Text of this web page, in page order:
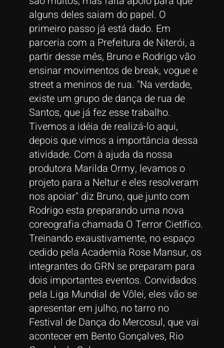
alguns deles saiam do papel. O
primeiro passo já está dado. Em
parceria com a Prefeitura de Niterói, a
partir desse mês, Bruno e Rodrigo vão
ensinar movimentos de break, vogue e
street a meninos de rua. "Na verdade,
existe um grupo de dança de rua de
Santos, que já fez esse trabalho.
Tivemos a idéia de realizá-lo aqui,
depois que vimos a importância dessa
atividade. Com à ajuda da nossa
produtora Marilda Ormy, levamos o
projeto para a Neltur e eles resolveram
nos apoiar" diz Bruno, que junto com
Rodrigo esta preparando uma nova
coreografia chamada O Terror Cietífico.
Treinando exaustivamente, no espaço
cedido pela Academia Rose Mansur, os
integrantes do GRN se preparam para
dois importantes eventos. Convidados
pela Liga Mundial de Vôlei, eles vão se
apresentar em julho, no tarro no
Festival de Dança do Mercosul, que vai
acontecer em Bento Gonçalves, Rio